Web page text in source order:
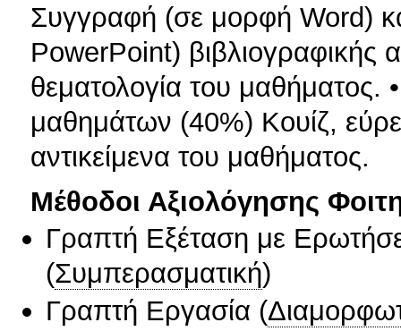
Συγγραφή (σε μορφή Word)
PowerPoint) βιβλιογραφικής
θεματολογία του μαθήματος.
μαθημάτων (40%) Κουίζ,
αντικείμενα του μαθήματος.
Μέθοδοι Αξιολόγησης
Γραπτή Εξέταση με
(Συμπερασματική)
Γραπτή Εργασία (